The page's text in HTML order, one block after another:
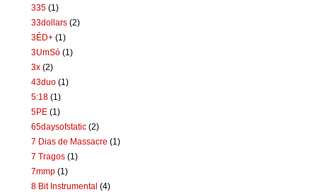
335 (1)
33dollars (2)
3ÉD+ (1)
3UmSó (1)
3x (2)
43duo (1)
5:18 (1)
5PE (1)
65daysofstatic (2)
7 Dias de Massacre (1)
7 Tragos (1)
7mmp (1)
8 Bit Instrumental (4)